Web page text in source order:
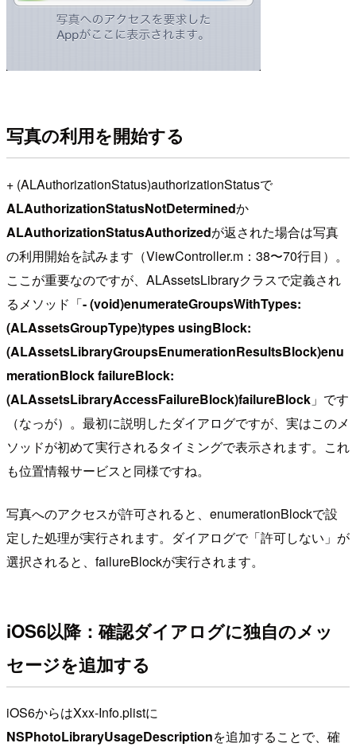
写真の利用を開始する
+ (ALAuthorizationStatus)authorizationStatusで
ALAuthorizationStatusNotDeterminedか
ALAuthorizationStatusAuthorizedが返された場合は写真
の利用開始を試みます（ViewController.m：38〜70行目）。
ここが重要なのですが、ALAssetsLibraryクラスで定義され
るメソッド「- (void)enumerateGroupsWithTypes:
(ALAssetsGroupType)types usingBlock:
(ALAssetsLibraryGroupsEnumerationResultsBlock)enu
merationBlock failureBlock:
(ALAssetsLibraryAccessFailureBlock)failureBlock 」です
（なっが）。最初に説明したダイアログですが、実はこのメ
ソッドが初めて実行されるタイミングで表示されます。これ
も位置情報サービスと同様ですね。
写真へのアクセスが許可されると、enumerationBlockで設
定した処理が実行されます。ダイアログで「許可しない」が
選択されると、failureBlockが実行されます。
iOS6以降：確認ダイアログに独自のメッ
セージを追加する
iOS6からはXxx-Info.plistに
NSPhotoLibraryUsageDescriptionを追加することで、確